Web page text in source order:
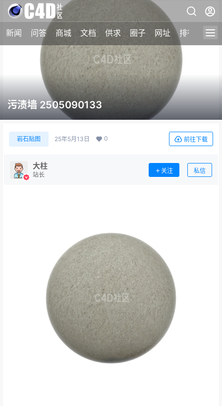
新闻 问答 商城 文档 供求 圈子 网址 排行榜
污渍墙 2505090133
岩石贴图 25年5月13日 0 前往下载
大柱
站长
关注 私信